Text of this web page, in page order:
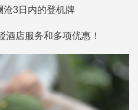
沧3日内的登机牌
酒店服务和多项优惠！